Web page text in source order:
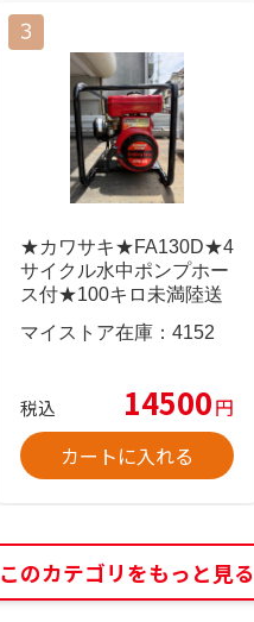
★カワサキ★FA130D★4
サイクル水中ポンプホー
ス付★100キロ未満陸送
マイストア在庫： 4152
税込 14500円
カートに入れる
このカテゴリをもっと見る